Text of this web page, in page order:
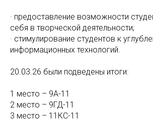
· предоставление возможности
себя в творческой деятельности;
· стимулирование студентов к
информационных технологий.
20.03.26 были подведены итоги:
1 место – 9А-11
2 место – 9ГД-11
3 место – 11КС-11